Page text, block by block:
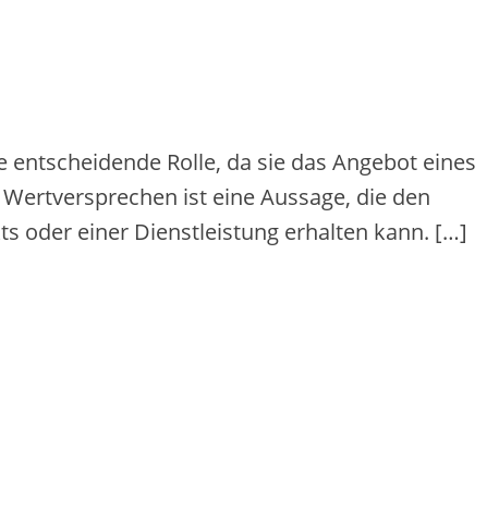
Rolle, da sie das Angebot eines
ist eine Aussage, die den
oder einer Dienstleistung erhalten kann. […]